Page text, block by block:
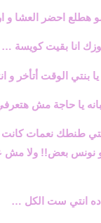
هطلع احضر العشا
انا بقيت كويسة …
بنتي الوقت أتأخر و
يا حاجة مش
طنطك نعمات كانت
نونس بعض!! ولا مش
ده انتي ست الكل …